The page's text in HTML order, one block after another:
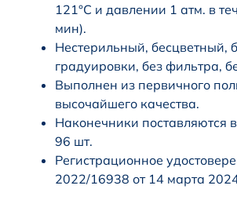
121°С и давлении 1 атм. в
мин).
Нестерильный, бесцветный,
градуировки, без фильтра,
Выполнен из первичного
высочайшего качества.
Наконечники поставляются
96 шт.
Регистрационное
2022/16938 от 14 марта